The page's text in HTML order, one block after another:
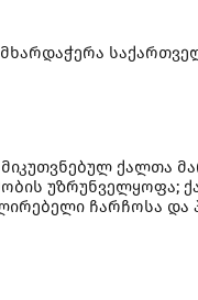
ქალთა
უზრუნველყოფა;
ჩარჩოსა და